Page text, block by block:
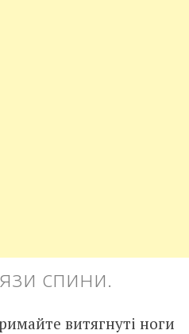
спини.
витягнуті ноги